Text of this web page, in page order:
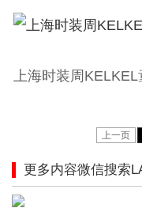
上海时装周
上一页
更多内容微信搜索